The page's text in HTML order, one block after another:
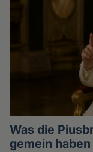
Was die
gemein haben